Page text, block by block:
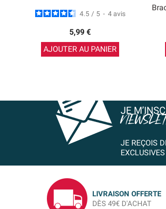
4.5 / 5 - 4 avis
5,99 €
AJOUTER AU PANIER
JE
JE REÇOIS
EXCLUSIVES
LIVRAISON OFFERTE
DÈS 49€ D'ACHAT